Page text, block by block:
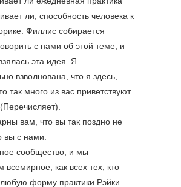
ли, способность человека к
Филлис собирается
с нами об этой теме, и
эта идея. Я
взволнована, что я здесь,
так много из вас приветствуют
вам, что вы так поздно не
вы с нами.
сообщество, и мы
всемирное, как всех тех, кто
любую форму практики Рэйки.